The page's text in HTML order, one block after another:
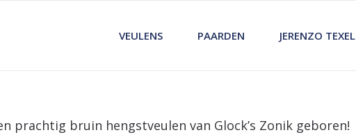
VEULENS PAARDEN JERENZO TEXEL
prachtig bruin hengstveulen van Glock’s Zonik geboren!